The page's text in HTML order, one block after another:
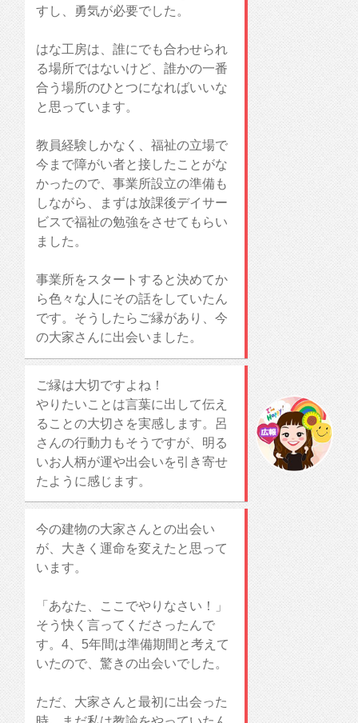
すし、勇気が必要でした。
はな工房は、誰にでも合わせられ
る場所ではないけど、誰かの一番
合う場所のひとつになればいいな
と思っています。
教員経験しかなく、福祉の立場で
今まで障がい者と接したことがな
かったので、事業所設立の準備も
しながら、まずは放課後デイサー
ビスで福祉の勉強をさせてもらい
ました。
事業所をスタートすると決めてか
ら色々な人にその話をしていたん
です。そうしたらご縁があり、今
の大家さんに出会いました。
ご縁は大切ですよね！
やりたいことは言葉に出して伝え
ることの大切さを実感します。呂
さんの行動力もそうですが、明る
いお人柄が運や出会いを引き寄せ
たように感じます。
今の建物の大家さんとの出会い
が、大きく運命を変えたと思って
います。
「あなた、ここでやりなさい！」
そう快く言ってくださったんで
す。4、5年間は準備期間と考えて
いたので、驚きの出会いでした。
ただ、大家さんと最初に出会った